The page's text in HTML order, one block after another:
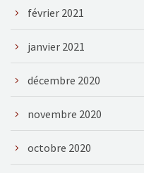
février 2021
janvier 2021
décembre 2020
novembre 2020
octobre 2020